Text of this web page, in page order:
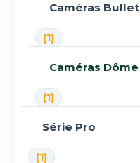
Caméras Bullet
(1)
Caméras Dôme
(1)
Série Pro
(1)